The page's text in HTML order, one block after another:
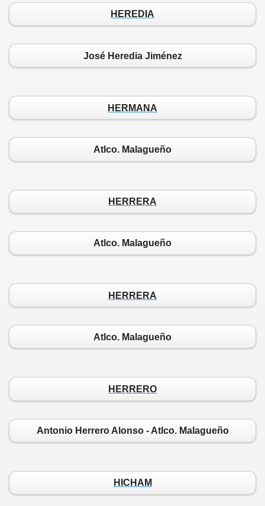
HEREDIA
José Heredia Jiménez
HERMANA
Atlco. Malagueño
HERRERA
Atlco. Malagueño
HERRERA
Atlco. Malagueño
HERRERO
Antonio Herrero Alonso - Atlco. Malagueño
HICHAM